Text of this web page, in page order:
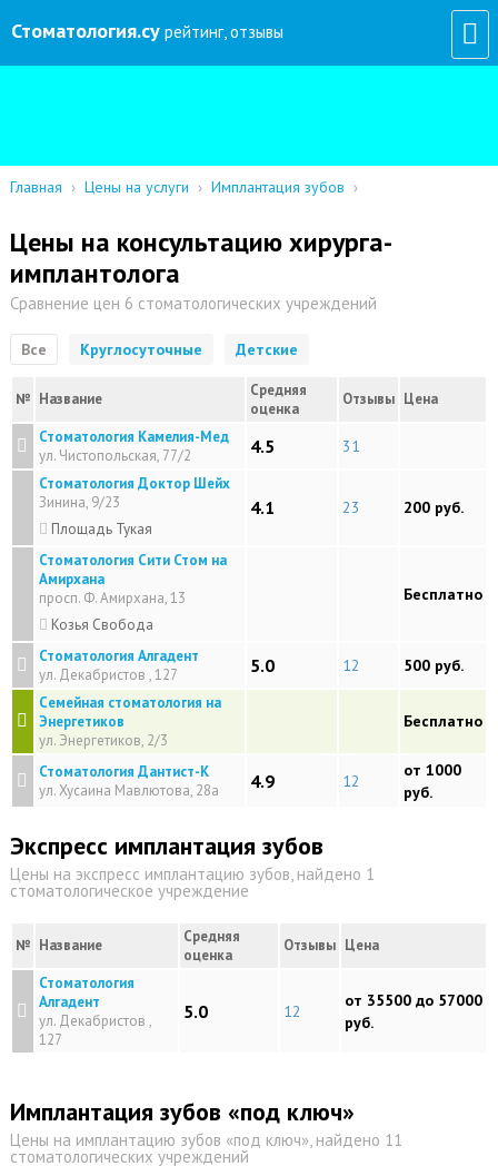
Стоматология.су рейтинг, отзывы
Главная › Цены на услуги › Имплантация зубов ›
Цены на консультацию хирурга-
имплантолога
Сравнение цен 6 стоматологических учреждений
Все Круглосуточные Детские
№ Название
Средняя
оценка
Отзывы Цена
Стоматология Камелия-Мед
ул. Чистопольская, 77/2
4.5 31
Стоматология Доктор Шейх
Зинина, 9/23
Площадь Тукая
4.1 23 200 руб.
Стоматология Сити Стом на
Амирхана
просп. Ф. Амирхана, 13
Козья Свобода
Бесплатно
Стоматология Алгадент
ул. Декабристов , 127
5.0 12 500 руб.
Семейная стоматология на
Энергетиков
ул. Энергетиков, 2/3
Бесплатно
Стоматология Дантист-К
ул. Хусаина Мавлютова, 28а
4.9 12
от 1000
руб.
Экспресс имплантация зубов
Цены на экспресс имплантацию зубов, найдено 1
стоматологическое учреждение
№ Название
Средняя
оценка
Отзывы Цена
Стоматология
Алгадент
ул. Декабристов ,
127
5.0 12
от 35500 до 57000
руб.
Имплантация зубов «под ключ»
Цены на имплантацию зубов «под ключ», найдено 11
стоматологических учреждений